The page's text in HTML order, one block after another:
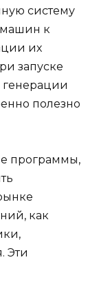
систему
машин к
их
запуске
генерации
полезно
программы,
как
Эти